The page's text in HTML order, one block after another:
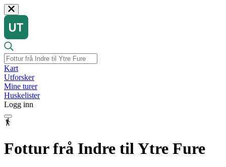
Kart
Utforsker
Mine turer
Huskelister
Logg inn
Fottur frå Indre til Ytre Fure